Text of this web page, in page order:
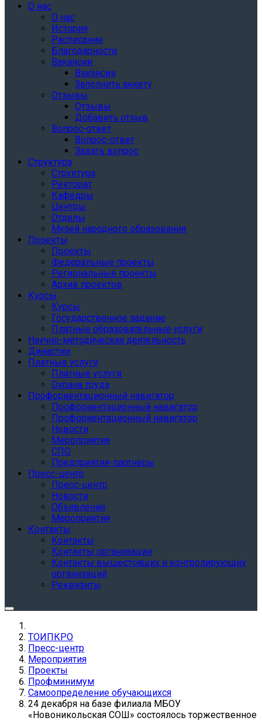
О нас
О нас
История
Расписание
Благодарности
Вакансии
Вакансии
Заполнить анкету
Отзывы
Отзывы
Добавить отзыв
Вопрос-ответ
Вопрос-ответ
Задать вопрос
Структура
Структура
Ректорат
Кафедры
Центры
Отделы
Музей народного образования
Проекты
Проекты
Федеральные проекты
Региональные проекты
Архив проектов
Курсы
Курсы
Государственное задание
Платные образовательные услуги
Научно-методическая деятельность
Династии
Платные услуги
Платные услуги
Охрана труда
Профориентационный навигатор
Профориентационный навигатор
Профориентационный навигатор
Новости
Мероприятия
СПО
Предприятия-партнёры
Пресс-центр
Пресс-центр
Новости
Объявления
Мероприятия
Контакты
Контакты
Контакты организации
Контакты вышестоящих и контролирующих
организаций
Реквизиты
ТОИПКРО
Пресс-центр
Мероприятия
Проекты
Профминимум
Самоопределение обучающихся
24 декабря на базе филиала МБОУ
«Новоникольская СОШ» состоялось торжественное